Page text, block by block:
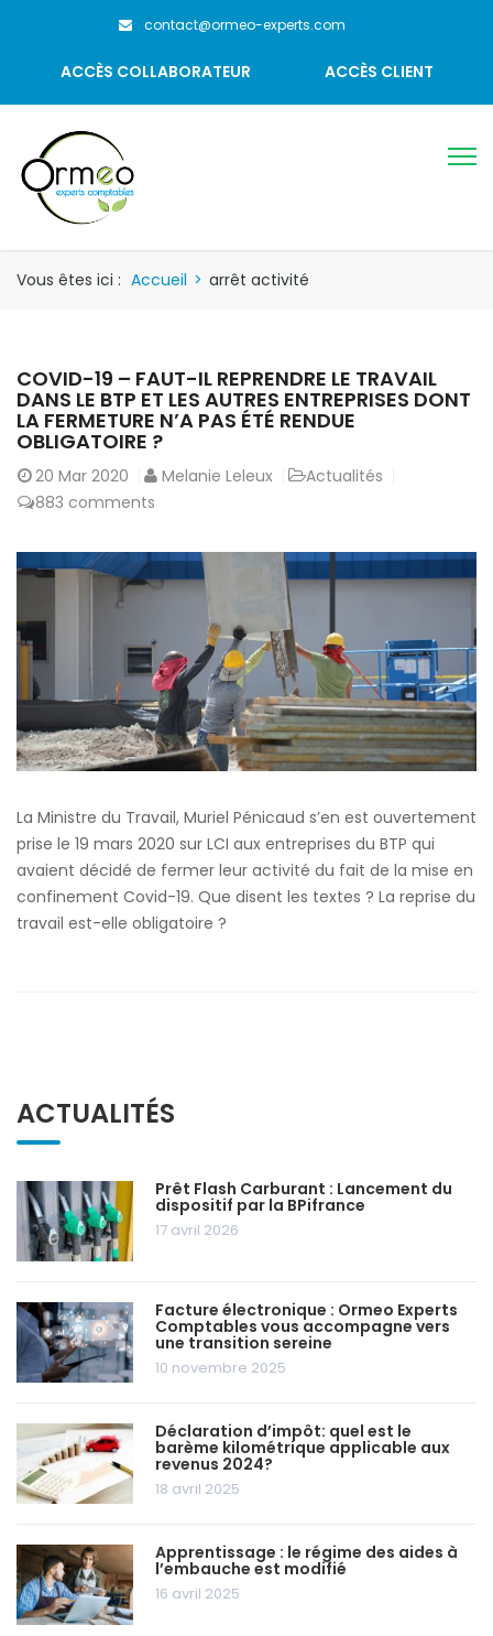
contact@ormeo-experts.com
ACCÈS COLLABORATEUR ACCÈS CLIENT
Vous êtes ici : Accueil > arrêt activité
COVID-19 – FAUT-IL REPRENDRE LE TRAVAIL
DANS LE BTP ET LES AUTRES ENTREPRISES DONT
LA FERMETURE N’A PAS ÉTÉ RENDUE
OBLIGATOIRE ?
20 Mar 2020 Melanie Leleux
Actualités
883 comments
La Ministre du Travail, Muriel Pénicaud s’en est ouvertement
prise le 19 mars 2020 sur LCI aux entreprises du BTP qui
avaient décidé de fermer leur activité du fait de la mise en
confinement Covid-19. Que disent les textes ? La reprise du
travail est-elle obligatoire ?
ACTUALITÉS
Prêt Flash Carburant : Lancement du
dispositif par la BPifrance
17 avril 2026
Facture électronique : Ormeo Experts
Comptables vous accompagne vers
une transition sereine
10 novembre 2025
Déclaration d’impôt: quel est le
barème kilométrique applicable aux
revenus 2024?
18 avril 2025
Apprentissage : le régime des aides à
l’embauche est modifié
16 avril 2025